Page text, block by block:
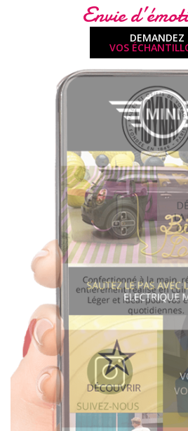
Envie
DEMANDEZ
VOS